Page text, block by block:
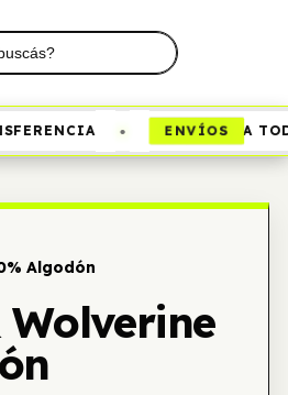
• ENVÍOS A TODO
Algodón
Wolverine